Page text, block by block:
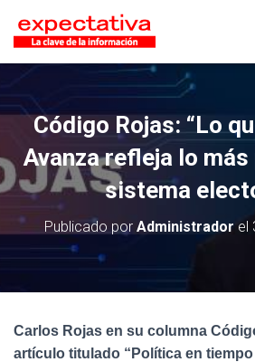
Código Rojas: “Lo
Avanza refleja lo
sistema
Publicado por Administradorel
Carlos Rojas en su columna
artículo titulado “Política en